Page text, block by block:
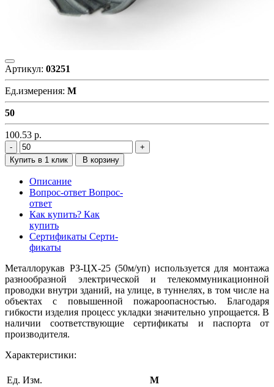
Артикул: 03251
Ед.измерения: М
50
100.53 р.
Купить в 1 клик В корзину
Описание
Вопрос-ответ Вопрос-
ответ
Как купить? Как
купить
Сертификаты Серти-
фикаты
Металлорукав РЗ-ЦХ-25 (50м/уп) используется для монтажа
разнообразной электрической и телекоммуникационной
проводки внутри зданий, на улице, в туннелях, в том числе на
объектах с повышенной пожароопасностью. Благодаря
гибкости изделия процесс укладки значительно упрощается. В
наличии соответствующие сертификаты и паспорта от
производителя.
Характеристики:
Ед. Изм.
М